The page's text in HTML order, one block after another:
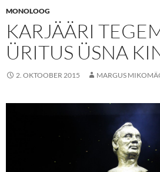
MONOLOOG
KARJÄÄRI
ÜRITUS ÜSNA
2. OKTOOBER 2015 MARGUS